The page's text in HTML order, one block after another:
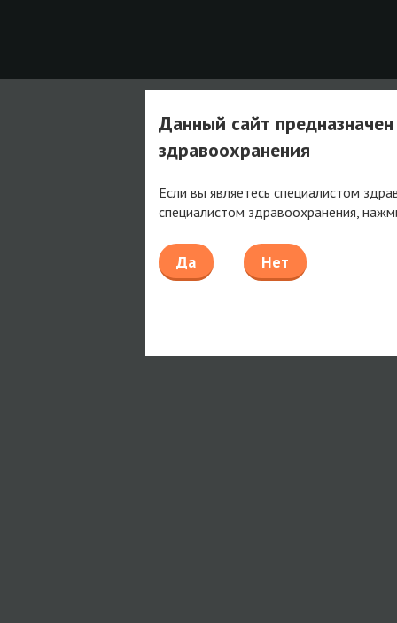
Данный сайт
здравоохранения
Если вы являетесь специалистом
специалистом здравоохранения,
Да Нет